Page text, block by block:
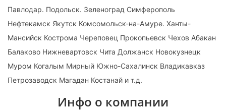
Павлодар. Подольск. Зеленоград Симферополь
Нефтекамск Якутск Комсомольск-на-Амуре. Ханты-
Мансийск Кострома Череповец Прокопьевск Чехов Абакан
Балаково Нижневартовск Чита Должанск Новокузнецк
Муром Когалым Мирный Южно-Сахалинск Владикавказ
Петрозаводск Магадан Костанай и т.д.
Инфо о компании